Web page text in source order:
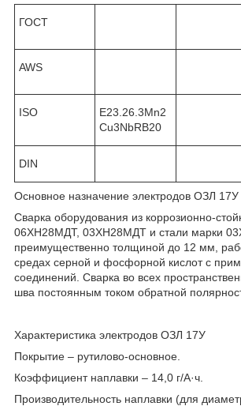
ГОСТ
AWS
ISO
E23.26.3Mn2
Cu3NbRB20
DIN
Основное назначение электродов ОЗЛ 17У
Сварка оборудования из коррозионно-
06ХН28МДТ, 03ХН28МДТ и стали марки
преимущественно толщиной до 12 мм,
средах серной и фосфорной кислот с
соединений. Сварка во всех
шва постоянным током обратной
Характеристика электродов ОЗЛ 17У
Покрытие – рутилово-основное.
Коэффициент наплавки – 14,0 г/А·ч.
Производительность наплавки (для